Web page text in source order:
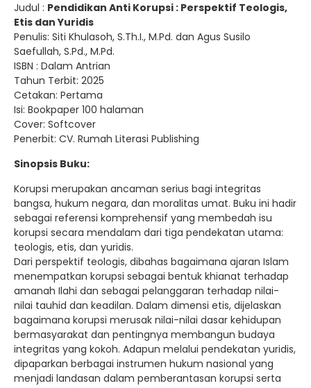
Judul : Pendidikan Anti Korupsi : Perspektif Teologis,
Etis dan Yuridis
Penulis: Siti Khulasoh, S.Th.I., M.Pd. dan Agus Susilo
Saefullah, S.Pd., M.Pd.
ISBN : Dalam Antrian
Tahun Terbit: 2025
Cetakan: Pertama
Isi: Bookpaper 100 halaman
Cover: Softcover
Penerbit: CV. Rumah Literasi Publishing
Sinopsis Buku:
Korupsi merupakan ancaman serius bagi integritas
bangsa, hukum negara, dan moralitas umat. Buku ini hadir
sebagai referensi komprehensif yang membedah isu
korupsi secara mendalam dari tiga pendekatan utama:
teologis, etis, dan yuridis.
Dari perspektif teologis, dibahas bagaimana ajaran Islam
menempatkan korupsi sebagai bentuk khianat terhadap
amanah Ilahi dan sebagai pelanggaran terhadap nilai-
nilai tauhid dan keadilan. Dalam dimensi etis, dijelaskan
bagaimana korupsi merusak nilai-nilai dasar kehidupan
bermasyarakat dan pentingnya membangun budaya
integritas yang kokoh. Adapun melalui pendekatan yuridis,
dipaparkan berbagai instrumen hukum nasional yang
menjadi landasan dalam pemberantasan korupsi serta